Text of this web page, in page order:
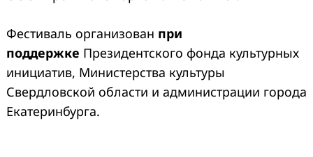
Фестиваль организован при
поддержке Президентского фонда культурных
инициатив, Министерства культуры
Свердловской области и администрации города
Екатеринбурга.